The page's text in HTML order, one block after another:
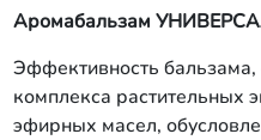
Аромабальзам
Эффективность бальзама,
комплекса растительных
эфирных масел,